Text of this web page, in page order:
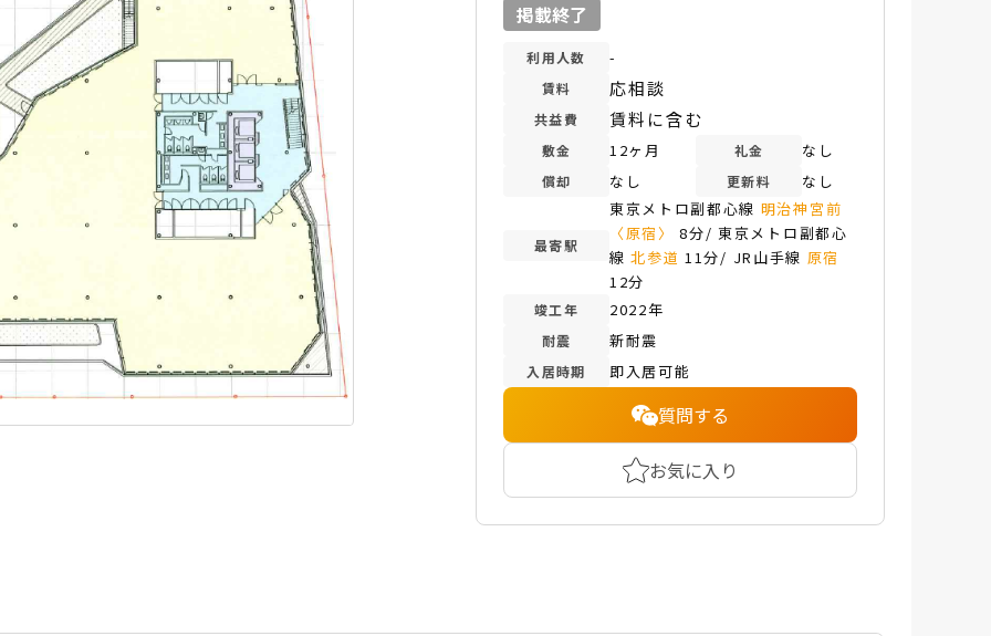
掲載終了
利用人数 -
賃料 応相談
共益費 賃料に含む
敷金 12ヶ月 礼金 なし
償却 なし 更新料 なし
最寄駅
東京メトロ副都心線 明治神宮前
〈原宿〉
8分/ 東京メトロ副都心
線北参道 11分/ JR山手線 原宿
12分
竣工年 2022年
耐震 新耐震
入居時期 即入居可能
質問する
お気に入り